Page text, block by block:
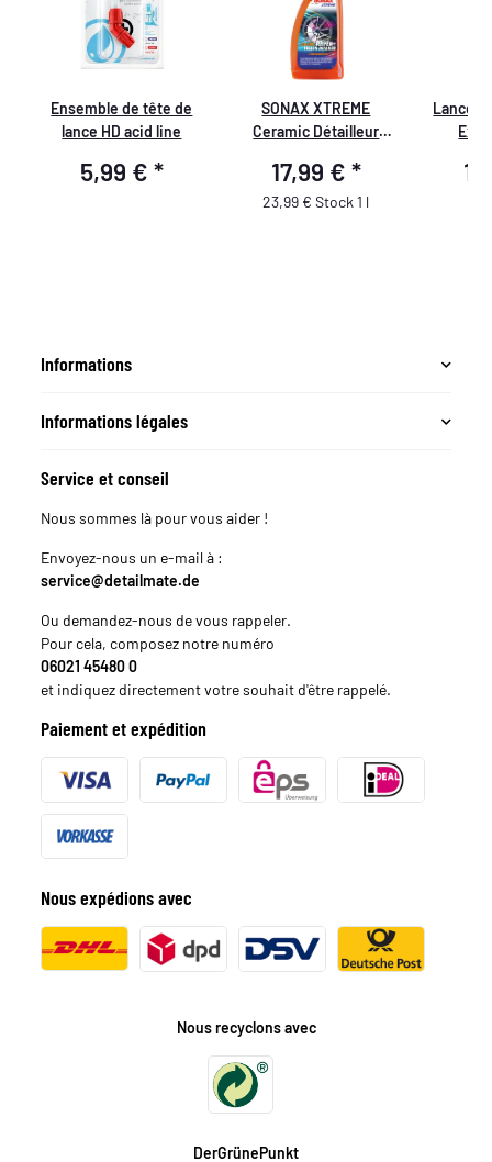
Ensemble de tête de
lance HD acid line
5,99 € *
SONAX XTREME
Ceramic Détailleur
17,99 € *
23,99 € Stock 1 l
Lance
Informations
Informations légales
Service et conseil
Nous sommes là pour vous aider !
Envoyez-nous un e-mail à :
service@detailmate.de
Ou demandez-nous de vous rappeler.
Pour cela, composez notre numéro
06021 45480 0
et indiquez directement votre souhait d'être rappelé.
Paiement et expédition
Nous expédions avec
Nous recyclons avec
DerGrünePunkt